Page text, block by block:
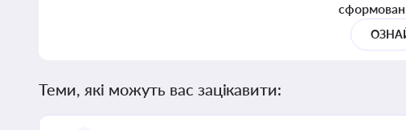
Теми, які можуть вас зацікавити: